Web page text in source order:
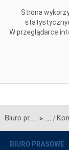
Strona
W przeglądarce
Biuro prasowe >
BIURO PRASOWE